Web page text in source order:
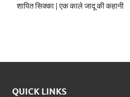
शापित सिक्का | एक काले जादू की कहानी
QUICK LINKS